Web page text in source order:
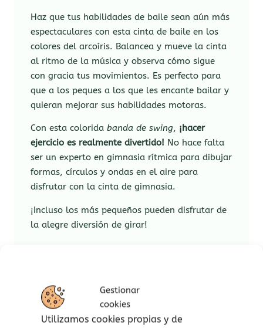
Gestionar
cookies
Utilizamos cookies propias y de
Haz que tus habilidades de baile sean aún más
espectaculares con esta cinta de baile en los
colores del arcoíris. Balancea y mueve la cinta
al ritmo de la música y observa cómo sigue
con gracia tus movimientos. Es perfecto para
que a los peques a los que les encante bailar y
quieran mejorar sus habilidades motoras.
Con esta coloridabanda de swing, ¡hacer
ejercicio es realmente divertido! No hace falta
ser un experto en gimnasia rítmica para dibujar
formas, círculos y ondas en el aire para
disfrutar con la cinta de gimnasia.
¡Incluso los más pequeños pueden disfrutar de
la alegre diversión de girar!
Balancearse, bailar y jugar con la banda no
solo es muy divertido, sino que también